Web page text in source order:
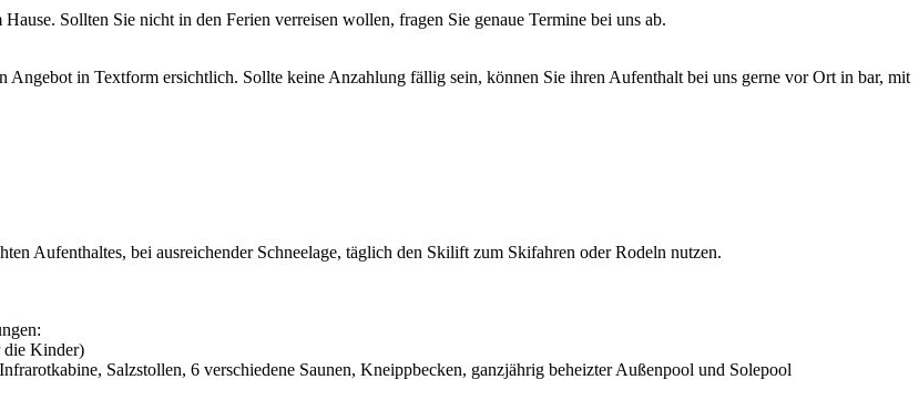
Sollten Sie nicht in den Ferien verreisen wollen, fragen Sie genaue Termine bei uns ab.
in Textform ersichtlich. Sollte keine Anzahlung fällig sein, können Sie ihren Aufenthalt bei uns gerne vor Ort in bar, mit
Aufenthaltes, bei ausreichender Schneelage, täglich den Skilift zum Skifahren oder Rodeln nutzen.
die Kinder)
Salzstollen, 6 verschiedene Saunen, Kneippbecken, ganzjährig beheizter Außenpool und Solepool